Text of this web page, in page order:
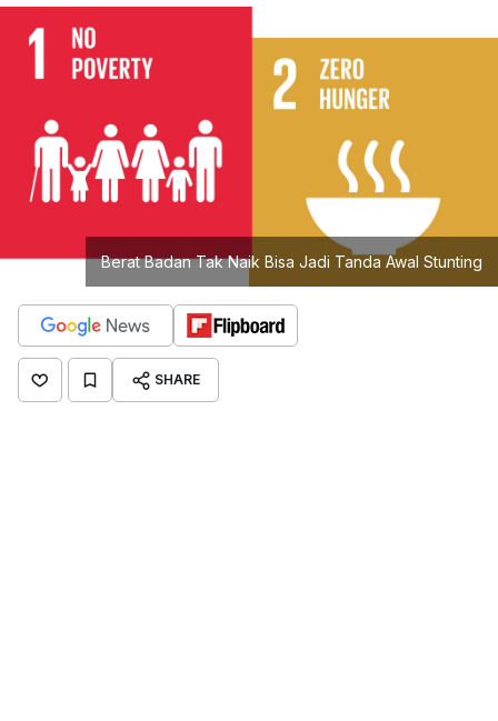
Berat Badan Tak Naik Bisa Jadi Tanda Awal Stunting
SHARE